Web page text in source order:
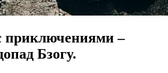
приключениями –
Бзогу.